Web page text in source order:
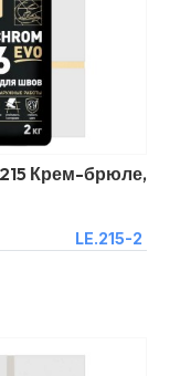
Крем-брюле,
LE.215-2